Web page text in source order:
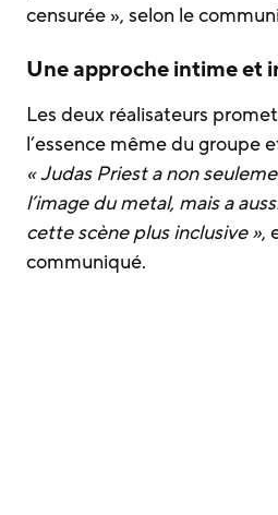
censurée », selon le
Une approche intime et
Les deux réalisateurs
l’essence même du groupe
« Judas Priest a non
l’image du metal, mais a
cette scène plus inclusive »,
communiqué.